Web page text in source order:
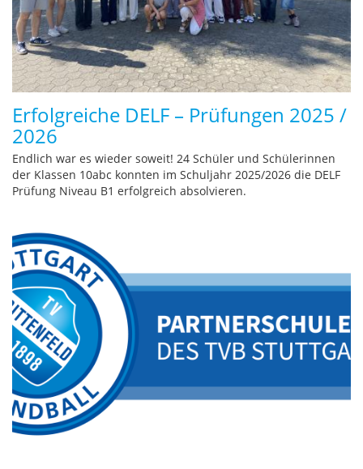
Erfolgreiche DELF – Prüfungen 2025 /
2026
Endlich war es wieder soweit! 24 Schüler und Schülerinnen
der Klassen 10abc konnten im Schuljahr 2025/2026 die DELF
Prüfung Niveau B1 erfolgreich absolvieren.